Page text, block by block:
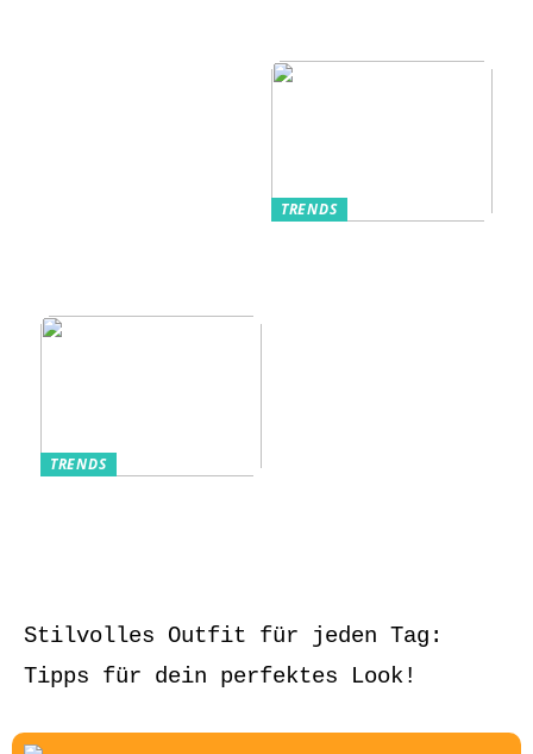
TRENDS
TRENDS
Stilvolles Outfit für jeden Tag:
Tipps für dein perfektes Look!